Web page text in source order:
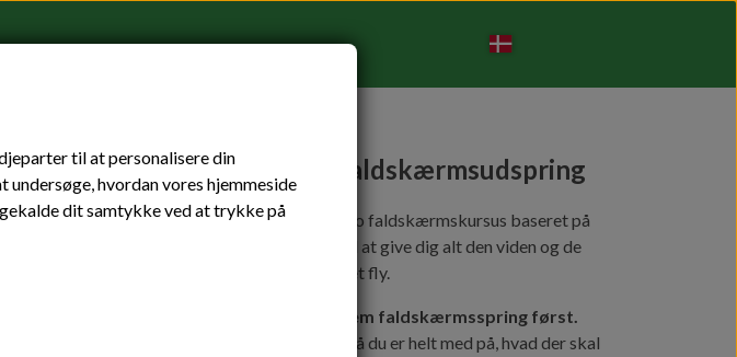
førende kursus i solo faldskærmsudspring
Denmark har vi udarbejdet et unikt solo faldskærmskursus baseret på
og statistik fra hele verden. Det er designet til at give dig alt den viden og de
du skal bruge for at hoppe sikkert ud af et fly.
derfor ikke at have sprunget et tandem faldskærmsspring først.
bliver gennemgået teoretisk og øvet fysisk, så du er helt med på, hvad der skal
til at personalisere din
hvordan vores hjemmeside
dit samtykke ved at trykke på